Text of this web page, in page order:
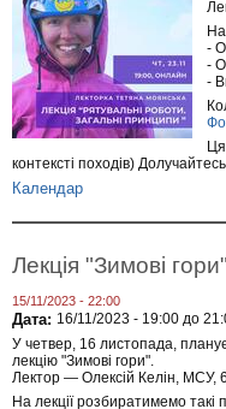
-
-
-
контексті походів)
Календар
Лекція "Зимові
15/11/2023 - 22:00
Дата: 16/11/2023 - 19:00 до
У четвер, 16 листопада,
лекцію "Зимові гори".
Лектор — Олексій Келін, МСУ,
На лекції розбиратимемо такі